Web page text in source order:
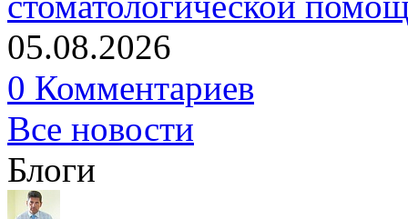
05.08.2026
0 Комментариев
Все новости
Блоги